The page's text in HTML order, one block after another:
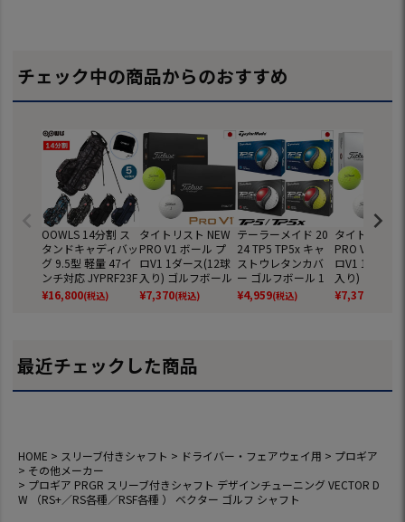
チェック中の商品からのおすすめ
OOWLS 14分割 ス
タンドキャディバッ
グ 9.5型 軽量 47イ
ンチ対応 JYPRF23F
SB 【JYPER'Sオリ
ジナル商品】
¥16,800(税込)
タイトリスト NEW
PRO V1 ボール プ
ロV1 1ダース(12球
入り) ゴルフボール
2025年モデル TITL
EIST 日本正規品
¥7,370(税込)
テーラーメイド 20
24 TP5 TP5x キャ
ストウレタンカバ
ー ゴルフボール 1
ダース 全12球 日本
正規品
¥4,959(税込)
タイトリスト
PRO V1x ボ
ロV1 1ダース
入り) ゴルフ
2025年モデル
EIST 日本正
¥7,370
最近チェックした商品
HOME スリーブ付きシャフト ドライバー・フェアウェイ用
プロギア
その他メーカー
プロギア PRGR スリーブ付きシャフト デザインチューニング VECTOR D
W （RS+／RS各種／RSF各種 ） ベクター ゴルフ シャフト